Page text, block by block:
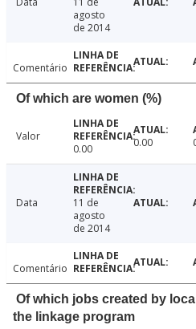
agosto
de 2014
Comentário
Of which are women (%)
Valor
0.00
0.00
Data
11 de
agosto
de 2014
Comentário
Of which jobs created by
the linkage program